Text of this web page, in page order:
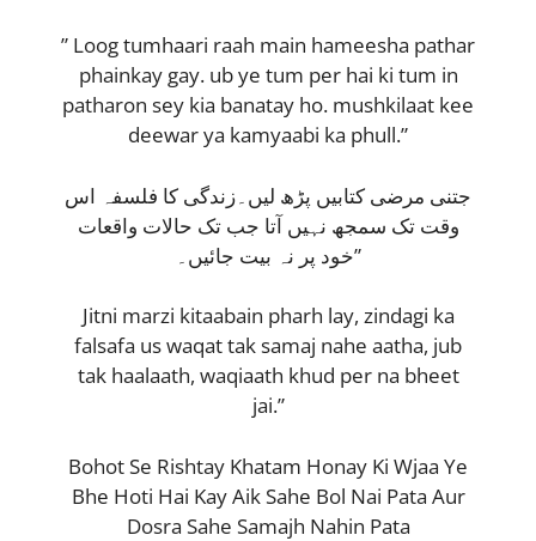
” Loog tumhaari raah main hameesha pathar
phainkay gay. ub ye tum per hai ki tum in
patharon sey kia banatay ho. mushkilaat kee
deewar ya kamyaabi ka phull.”
جتنی مرضی کتابیں پڑھ لیں۔زندگی کا فلسفہ اس
وقت تک سمجھ نہیں آتا جب تک حالات واقعات
خود پر نہ بیت جائیں۔”
Jitni marzi kitaabain pharh lay, zindagi ka
falsafa us waqat tak samaj nahe aatha, jub
tak haalaath, waqiaath khud per na bheet
jai.”
Bohot Se Rishtay Khatam Honay Ki Wjaa Ye
Bhe Hoti Hai Kay Aik Sahe Bol Nai Pata Aur
Dosra Sahe Samajh Nahin Pata